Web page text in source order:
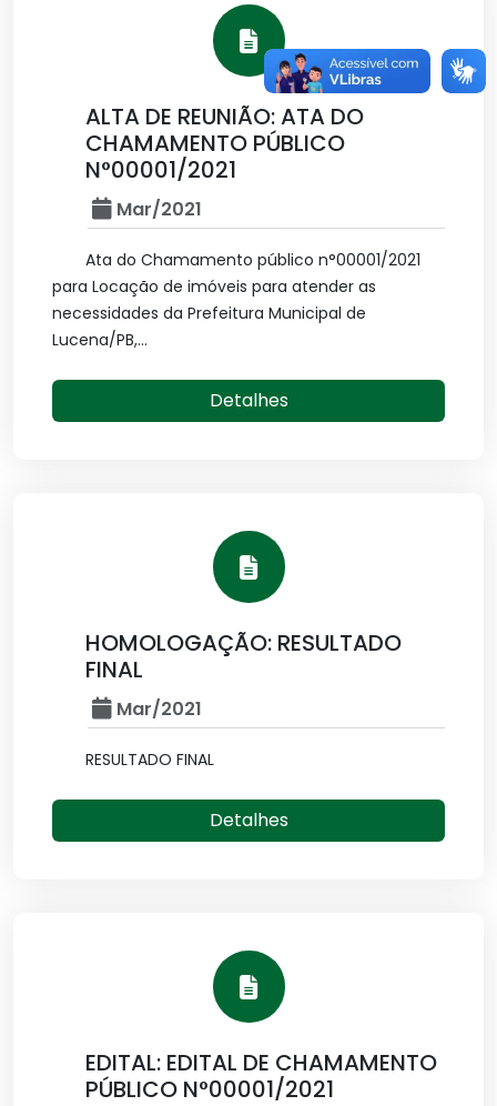
ALTA DE REUNIÃO: ATA DO
CHAMAMENTO PÚBLICO
N°00001/2021
Mar/2021
Ata do Chamamento público n°00001/2021
para Locação de imóveis para atender as
necessidades da Prefeitura Municipal de
Lucena/PB,...
Detalhes
HOMOLOGAÇÃO: RESULTADO
FINAL
Mar/2021
RESULTADO FINAL
Detalhes
EDITAL: EDITAL DE CHAMAMENTO
PÚBLICO N°00001/2021